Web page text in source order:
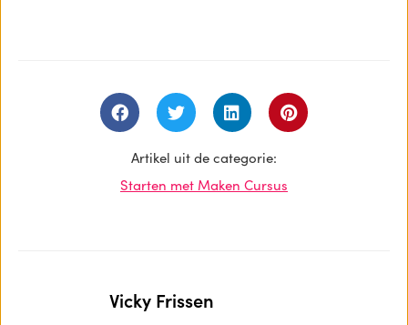
Artikel uit de categorie:
Starten met Maken Cursus
Vicky Frissen